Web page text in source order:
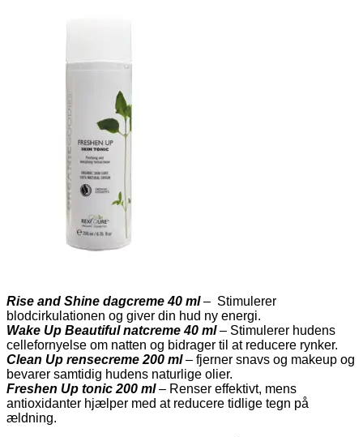
Rise and Shine dagcreme 40 ml– Stimulerer
blodcirkulationen og giver din hud ny energi.
Wake Up Beautiful natcreme 40 ml– Stimulerer hudens
cellefornyelse om natten og bidrager til at reducere rynker.
Clean Up rensecreme 200 ml– fjerner snavs og makeup og
bevarer samtidig hudens naturlige olier.
Freshen Up tonic 200 ml– Renser effektivt, mens
antioxidanter hjælper med at reducere tidlige tegn på
ældning.